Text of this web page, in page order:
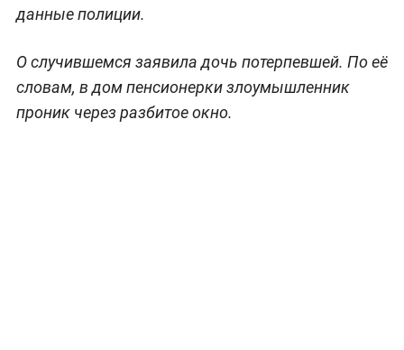
данные полиции.
О случившемся заявила дочь потерпевшей. По её
словам, в дом пенсионерки злоумышленник
проник через разбитое окно.